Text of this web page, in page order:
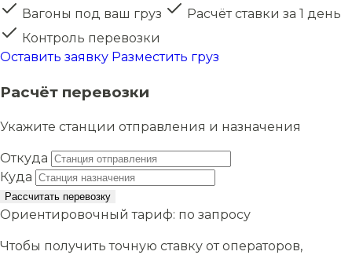
Вагоны под ваш груз
Расчёт ставки за 1 день
Контроль перевозки
Оставить заявку Разместить груз
Расчёт перевозки
Укажите станции отправления и назначения
Откуда
Куда
Рассчитать перевозку
Ориентировочный тариф: по запросу
Чтобы получить точную ставку от операторов,